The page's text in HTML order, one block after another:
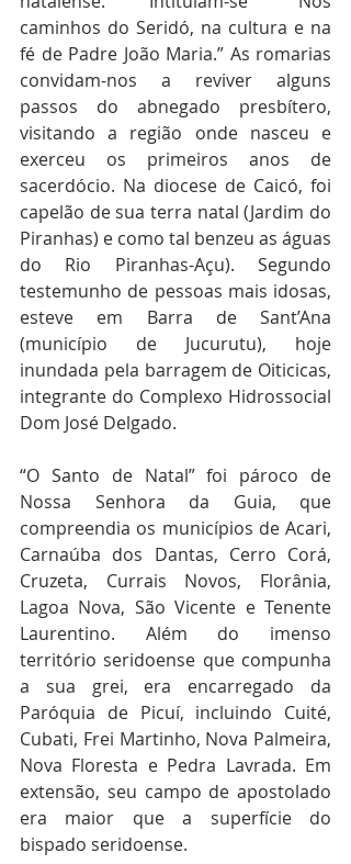
caminhos do Seridó, na cultura e na
fé de Padre João Maria.” As romarias
convidam-nos a reviver alguns
passos do abnegado presbítero,
visitando a região onde nasceu e
exerceu os primeiros anos de
sacerdócio. Na diocese de Caicó, foi
capelão de sua terra natal (Jardim do
Piranhas) e como tal benzeu as águas
do Rio Piranhas-Açu). Segundo
testemunho de pessoas mais idosas,
esteve em Barra de Sant’Ana
(município de Jucurutu), hoje
inundada pela barragem de Oiticicas,
integrante do Complexo Hidrossocial
Dom José Delgado.
“O Santo de Natal” foi pároco de
Nossa Senhora da Guia, que
compreendia os municípios de Acari,
Carnaúba dos Dantas, Cerro Corá,
Cruzeta, Currais Novos, Florânia,
Lagoa Nova, São Vicente e Tenente
Laurentino. Além do imenso
território seridoense que compunha
a sua grei, era encarregado da
Paróquia de Picuí, incluindo Cuité,
Cubati, Frei Martinho, Nova Palmeira,
Nova Floresta e Pedra Lavrada. Em
extensão, seu campo de apostolado
era maior que a superfície do
bispado seridoense.